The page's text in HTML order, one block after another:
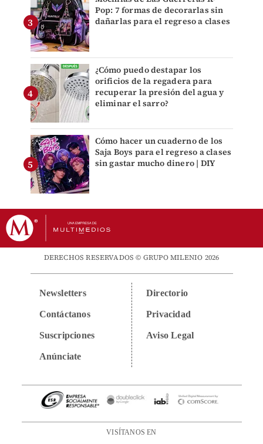
Pop: 7 formas de decorarlas sin
dañarlas para el regreso a clases
¿Cómo puedo destapar los
orificios de la regadera para
recuperar la presión del agua y
eliminar el sarro?
Cómo hacer un cuaderno de los
Saja Boys para el regreso a clases
sin gastar mucho dinero | DIY
DERECHOS RESERVADOS © GRUPO MILENIO 2026
Newsletters
Contáctanos
Suscripciones
Anúnciate
Directorio
Privacidad
Aviso Legal
VISÍTANOS EN